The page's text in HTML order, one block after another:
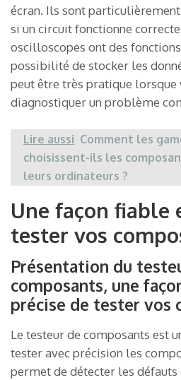
écran. Ils sont
si un circuit fonctionne
oscilloscopes ont des
possibilité de stocker les
peut être très pratique lorsque
diagnostiquer un problème
Lire aussi Comment les
choisissent-ils les
leurs ordinateurs ?
Une façon fiable
tester vos
Présentation du
composants, une
précise de tester vos
Le testeur de composants est
tester avec précision les
permet de détecter les défauts